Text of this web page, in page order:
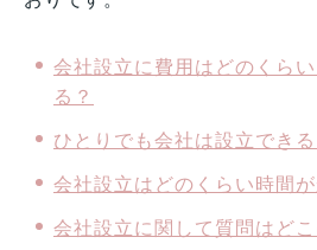
会社設立に費用はどのくら
る？
ひとりでも会社は設立できる
会社設立はどのくらい時間が
会社設立に関して質問はど